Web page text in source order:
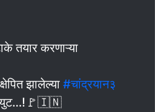
तयार करणाऱ्या
झालेल्या #चांद्रयान३